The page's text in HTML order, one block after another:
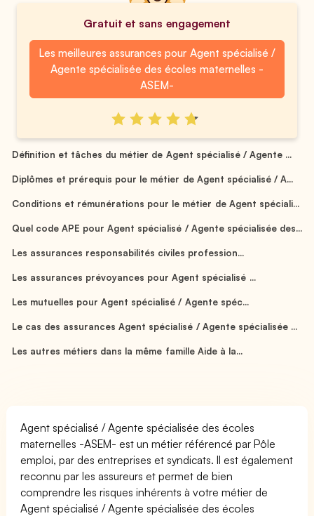
Gratuit et sans engagement
Les meilleures assurances pour Agent spécialisé /
Agente spécialisée des écoles maternelles -
ASEM-
Définition et tâches du métier de Agent spécialisé / Agente ...
Diplômes et prérequis pour le métier de Agent spécialisé / A...
Conditions et rémunérations pour le métier de Agent spéciali...
Quel code APE pour Agent spécialisé / Agente spécialisée des...
Les assurances responsabilités civiles profession...
Les assurances prévoyances pour Agent spécialisé ...
Les mutuelles pour Agent spécialisé / Agente spéc...
Le cas des assurances Agent spécialisé / Agente spécialisée ...
Les autres métiers dans la même famille Aide à la...
Agent spécialisé / Agente spécialisée des écoles
maternelles -ASEM- est un métier référencé par Pôle
emploi, par des entreprises et syndicats. Il est également
reconnu par les assureurs et permet de bien
comprendre les risques inhérents à votre métier de
Agent spécialisé / Agente spécialisée des écoles